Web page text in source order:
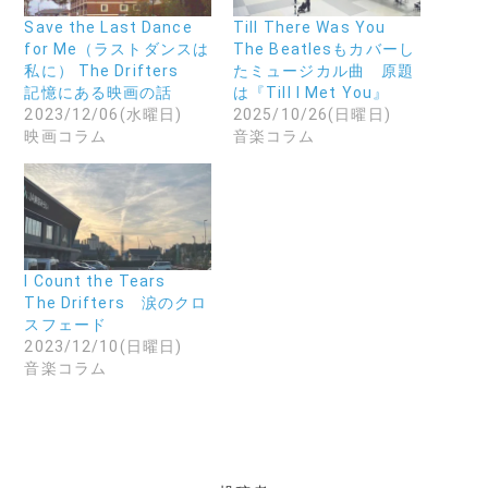
る
に
は
ク
ク
し
て
く
さ
い
(
新
し
い
ウ
ィ
ン
ド
ウ
で
開
き
ま
す
で
リ
ン
ク
を
送
信
(
新
ウ
ン
ド
ウ
で
開
き
ま
)
い
ウ
ィ
ン
ド
で
開
す
Save the Last Dance
for Me（ラストダンスは
私に） The Drifters
記憶にある映画の話
2023/12/06(水曜日)
映画コラム
Till There Was You
The Beatlesもカバーし
たミュージカル曲 原題
は『Till I Met You』
2025/10/26(日曜日)
音楽コラム
I Count the Tears
The Drifters 涙のクロ
スフェード
2023/12/10(日曜日)
音楽コラム